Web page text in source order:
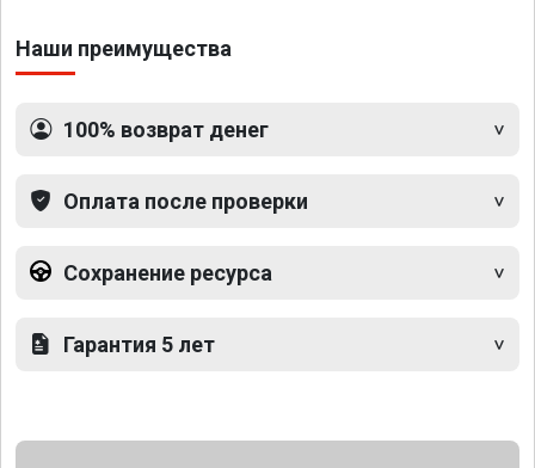
Наши преимущества
100% возврат денег
Оплата после проверки
Сохранение ресурса
Гарантия 5 лет